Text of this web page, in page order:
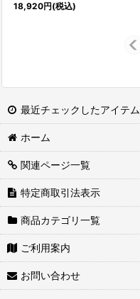
18,920円(税込)
最近チェックしたアイテム
ホーム
関連ページ一覧
特定商取引法表示
商品カテゴリ一覧
ご利用案内
お問い合わせ